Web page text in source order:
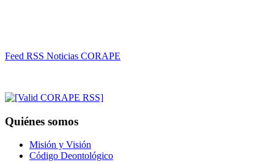
Feed RSS Noticias CORAPE
Quiénes somos
Misión y Visión
Código Deontológico